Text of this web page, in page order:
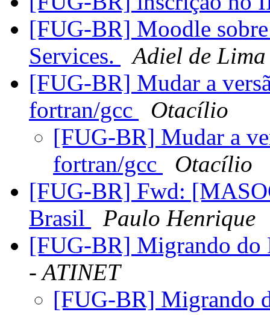
[FUG-BR] Moodle
Services.
Adiel de
[FUG-BR] Mudar a
fortran/gcc
Otacílio
[FUG-BR] Mudar a
fortran/gcc
Otacílio
[FUG-BR] Fwd:
Brasil
Paulo Henrique
[FUG-BR] Migrando do
- ATINET
[FUG-BR] Migrando